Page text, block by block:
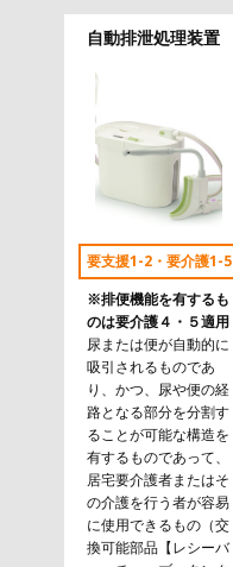
自動排泄処理装置
要支援1-2・要介護1-5
※排便機能を有するも
のは要介護４・５適用
尿または便が自動的に
吸引されるものであ
り、かつ、尿や便の経
路となる部分を分割す
ることが可能な構造を
有するものであって、
居宅要介護者またはそ
の介護を行う者が容易
に使用できるもの（交
換可能部品【レシーバ